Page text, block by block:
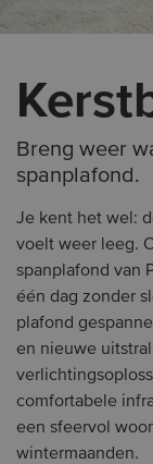
Breng weer
spanplafond.
Je kent het wel:
voelt weer leeg.
spanplafond van
één dag zonder
plafond
en nieuwe
comfortabele
een sfeervol
wintermaanden.